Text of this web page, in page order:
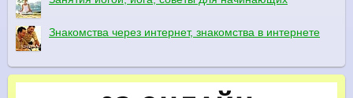
Знакомства через интернет, знакомства в интернете